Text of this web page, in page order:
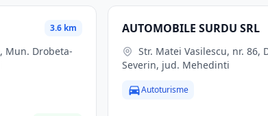
3.6 km AUTOMOBILE SURDU SRL
Severin, jud. Mehedinti
Autoturisme